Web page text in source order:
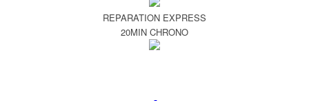
REPARATION EXPRESS
20MIN CHRONO